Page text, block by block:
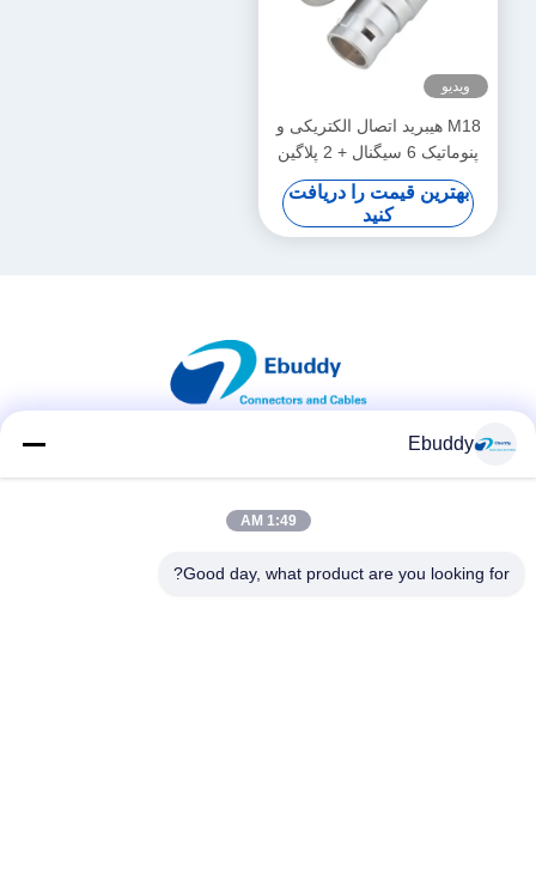
ویدیو
M18 هیبرید اتصال الکتریکی و
پنوماتیک 6 سیگنال + 2 پلاگین
مایع و مجموعه سوکت
FGG/EGG
بهترین قیمت را دریافت
کنید
تماس سریع
Ebuddy
1:49 AM
Good day, what product are you looking for?